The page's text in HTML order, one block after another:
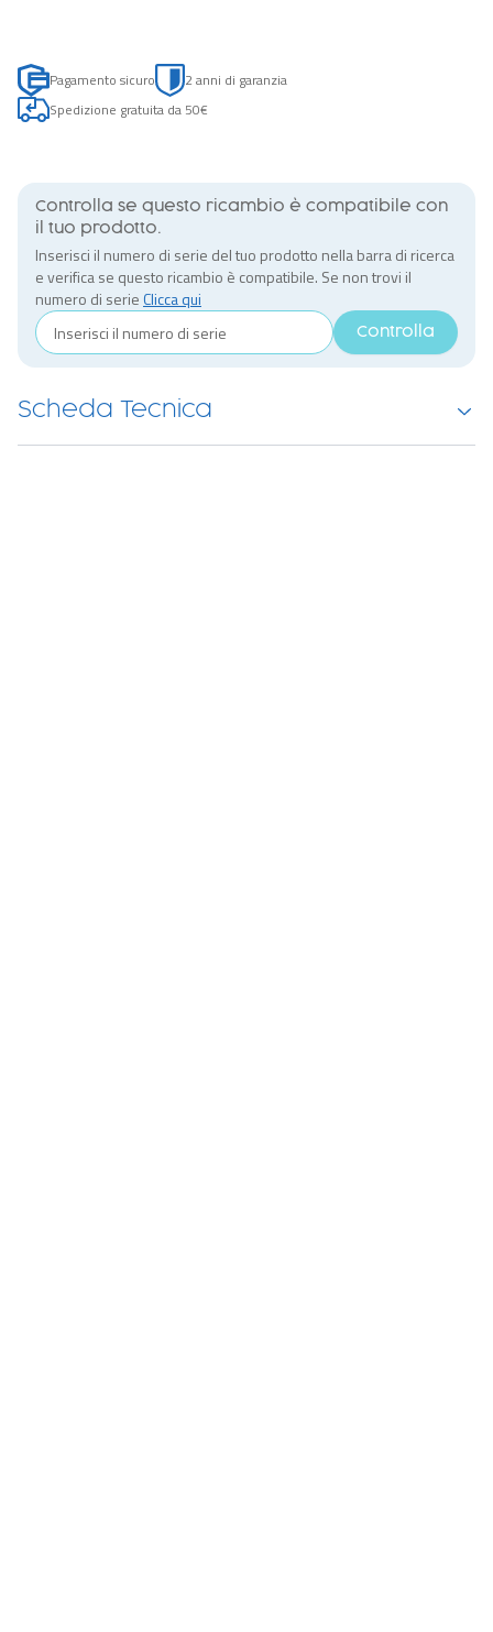
Pagamento sicuro
2 anni di garanzia
Spedizione gratuita da 50€
Controlla se questo ricambio è compatibile con
il tuo prodotto.
Inserisci il numero di serie del tuo prodotto nella barra di ricerca
e verifica se questo ricambio è compatibile. Se non trovi il
numero di serie Clicca qui
Controlla
Scheda Tecnica